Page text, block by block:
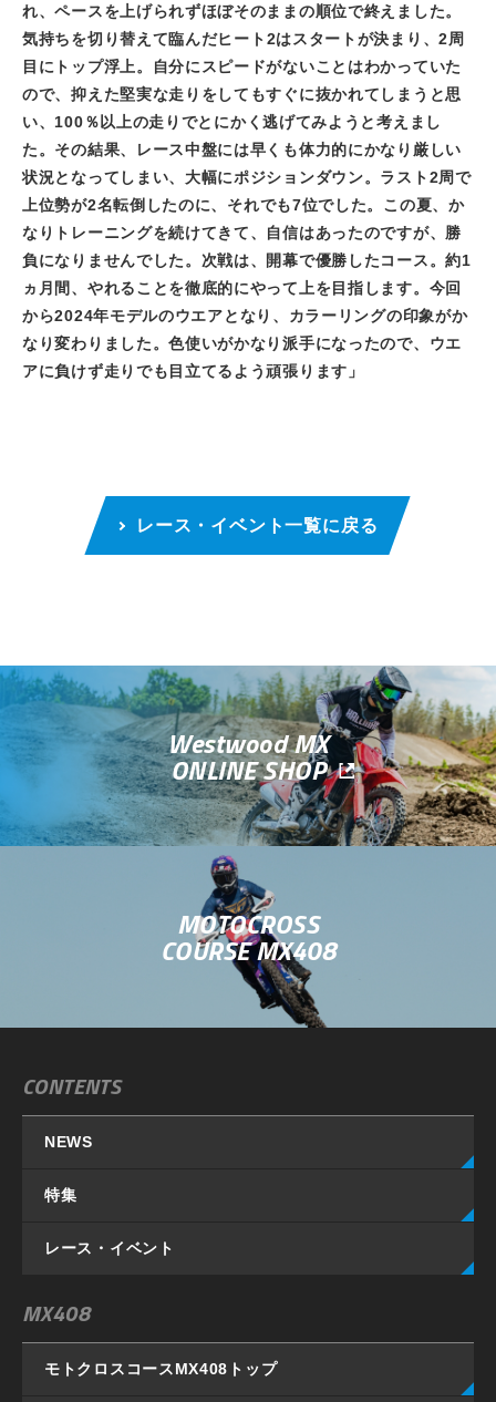
れ、ペースを上げられずほぼそのままの順位で終えました。
気持ちを切り替えて臨んだヒート2はスタートが決まり、2周
目にトップ浮上。自分にスピードがないことはわかっていた
ので、抑えた堅実な走りをしてもすぐに抜かれてしまうと思
い、 100％以上の走りでとにかく逃げてみようと考えまし
た。その結果、レース中盤には早くも体力的にかなり厳しい
状況となってしまい、大幅にポジションダウン。ラスト2周で
上位勢が2名転倒したのに、それでも7位でした。この夏、か
なりトレーニングを続けてきて、自信はあったのですが、勝
負になりませんでした。次戦は、開幕で優勝したコース。約1
ヵ月間、やれることを徹底的にやって上を目指します。今回
から2024年モデルのウエアとなり、カラーリングの印象がか
なり変わりました。色使いがかなり派手になったので、ウエ
アに負けず走りでも目立てるよう頑張ります」
レース・イベント一覧に戻る
Westwood MX
ONLINE SHOP
MOTOCROSS
COURSE MX408
CONTENTS
NEWS
特集
レース・イベント
MX408
モトクロスコースMX408 トップ